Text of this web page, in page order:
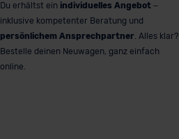
Du erhältst ein individuelles Angebot –
inklusive kompetenter Beratung und
persönlichem Ansprechpartner. Alles klar?
Bestelle deinen Neuwagen, ganz einfach
online.